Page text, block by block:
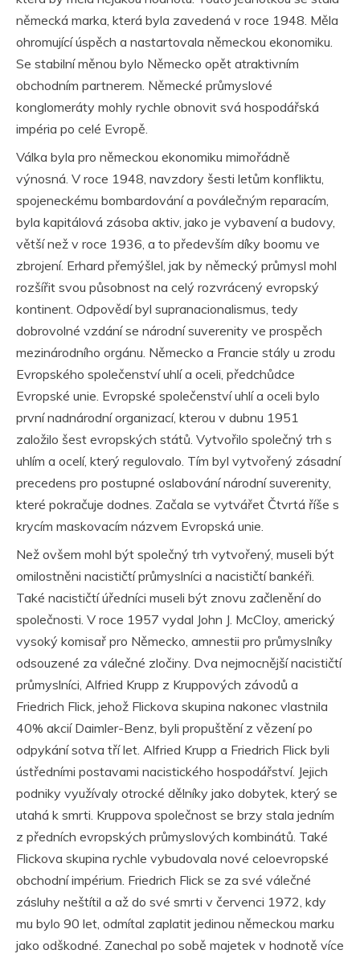
německá marka, která byla zavedená v roce 1948. Měla
ohromující úspěch a nastartovala německou ekonomiku.
Se stabilní měnou bylo Německo opět atraktivním
obchodním partnerem. Německé průmyslové
konglomeráty mohly rychle obnovit svá hospodářská
impéria po celé Evropě.
Válka byla pro německou ekonomiku mimořádně
výnosná. V roce 1948, navzdory šesti letům konfliktu,
spojeneckému bombardování a poválečným reparacím,
byla kapitálová zásoba aktiv, jako je vybavení a budovy,
větší než v roce 1936, a to především díky boomu ve
zbrojení. Erhard přemýšlel, jak by německý průmysl mohl
rozšířit svou působnost na celý rozvrácený evropský
kontinent. Odpovědí byl supranacionalismus, tedy
dobrovolné vzdání se národní suverenity ve prospěch
mezinárodního orgánu. Německo a Francie stály u zrodu
Evropského společenství uhlí a oceli, předchůdce
Evropské unie. Evropské společenství uhlí a oceli bylo
první nadnárodní organizací, kterou v dubnu 1951
založilo šest evropských států. Vytvořilo společný trh s
uhlím a ocelí, který regulovalo. Tím byl vytvořený zásadní
precedens pro postupné oslabování národní suverenity,
které pokračuje dodnes. Začala se vytvářet Čtvrtá říše s
krycím maskovacím názvem Evropská unie.
Než ovšem mohl být společný trh vytvořený, museli být
omilostněni nacističtí průmyslníci a nacističtí bankéři.
Také nacističtí úředníci museli být znovu začlenění do
společnosti. V roce 1957 vydal John J. McCloy, americký
vysoký komisař pro Německo, amnestii pro průmyslníky
odsouzené za válečné zločiny. Dva nejmocnější nacističtí
průmyslníci, Alfried Krupp z Kruppových závodů a
Friedrich Flick, jehož Flickova skupina nakonec vlastnila
40% akcií Daimler-Benz, byli propuštění z vězení po
odpykání sotva tří let. Alfried Krupp a Friedrich Flick byli
ústředními postavami nacistického hospodářství. Jejich
podniky využívaly otrocké dělníky jako dobytek, který se
utahá k smrti. Kruppova společnost se brzy stala jedním
z předních evropských průmyslových kombinátů. Také
Flickova skupina rychle vybudovala nové celoevropské
obchodní impérium. Friedrich Flick se za své válečné
zásluhy neštítil a až do své smrti v červenci 1972, kdy
mu bylo 90 let, odmítal zaplatit jedinou německou marku
jako odškodné. Zanechal po sobě majetek v hodnotě více